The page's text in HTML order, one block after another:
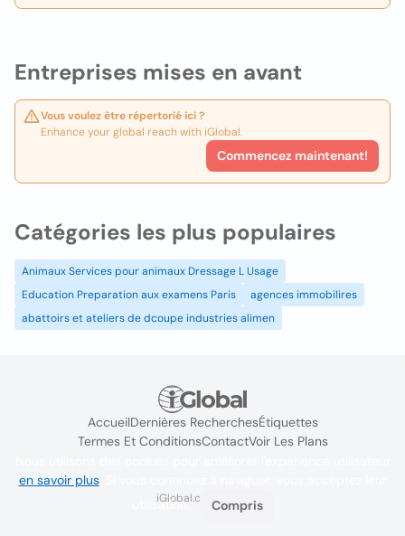
Entreprises mises en avant
Vous voulez être répertorié ici ?
Enhance your global reach with iGlobal.
Commencez maintenant!
Catégories les plus populaires
Animaux Services pour animaux Dressage L Usage
Education Preparation aux examens Paris
agences immobilires
abattoirs et ateliers de dcoupe industries alimen
AccueilDernières RecherchesÉtiquettes
Termes Et ConditionsContactVoir Les Plans
iGlobal.co @ 2024
en savoir plus. Si vous continuez à naviguer, vous acceptez leur
utilisation.
Compris